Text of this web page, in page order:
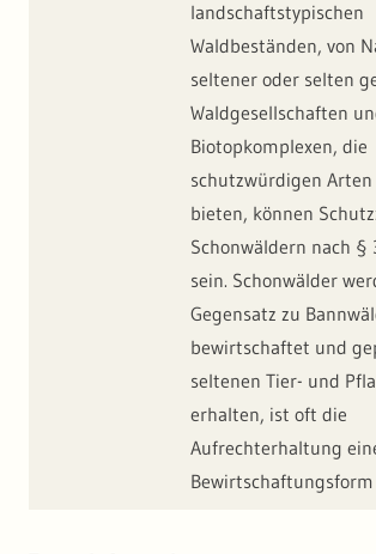
landschaftstypischen
Waldbeständen, von
seltener oder selten
Waldgesellschaften
Biotopkomplexen, die
schutzwürdigen
bieten, können
Schonwäldern nach §
sein. Schonwälder
Gegensatz zu
bewirtschaftet und
seltenen Tier- und
erhalten, ist oft die
Aufrechterhaltung